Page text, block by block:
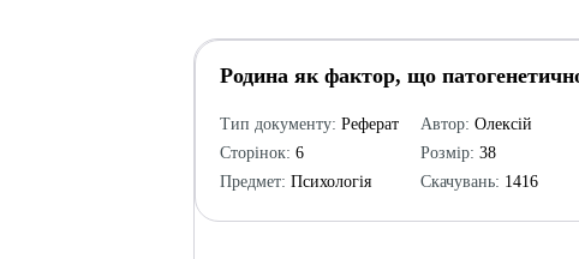
Родина як фактор, що
Тип документу: Реферат
Сторінок: 6
Предмет: Психологія
Автор: Олексій
Розмір: 38
Скачувань: 1416